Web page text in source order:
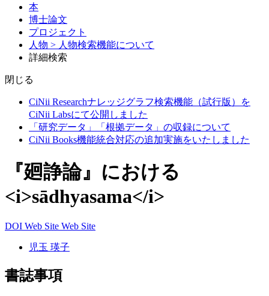
本
博士論文
プロジェクト
人物 > 人物検索機能について
詳細検索
閉じる
CiNii Researchナレッジグラフ検索機能（試行版）を
CiNii Labsにて公開しました
「研究データ」「根拠データ」の収録について
CiNii Books機能統合対応の追加実施をいたしました
『廻諍論』における
<i>sādhyasama</i>
DOI Web Site Web Site
児玉 瑛子
書誌事項